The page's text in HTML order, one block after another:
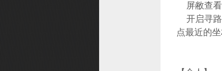
屏敝查看
开启寻路
点最近的